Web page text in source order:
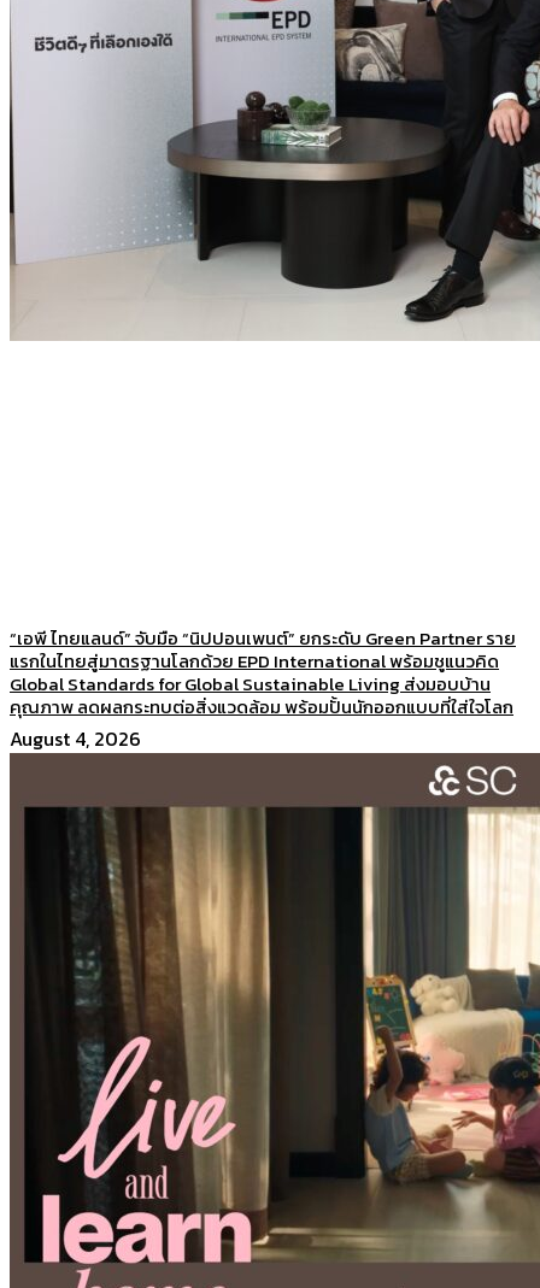
“เอพี ไทยแลนด์” จับมือ “นิปปอนเพนต์” ยกระดับ Green Partner ราย
แรกในไทยสู่มาตรฐานโลกด้วย EPD International พร้อมชูแนวคิด
Global Standards for Global Sustainable Living ส่งมอบบ้าน
คุณภาพ ลดผลกระทบต่อสิ่งแวดล้อม พร้อมปั้นนักออกแบบที่ใส่ใจโลก
August 4, 2026